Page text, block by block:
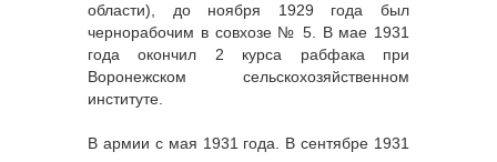
области), до ноября 1929 года был
чернорабочим в совхозе № 5. В мае 1931
года окончил 2 курса рабфака при
Воронежском сельскохозяйственном
институте.
В армии с мая 1931 года. В сентябре 1931